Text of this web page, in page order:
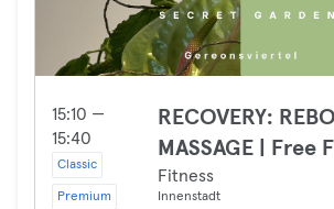
15:10 —
15:40
Classic
Premium
RECOVERY:
MASSAGE | Free
Fitness
Innenstadt